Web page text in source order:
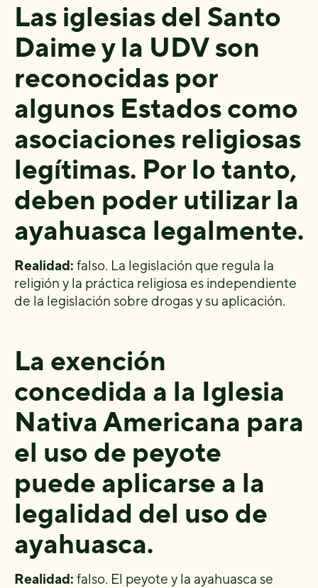
Las iglesias del Santo
Daime y la UDV son
reconocidas por
algunos Estados como
asociaciones religiosas
legítimas. Por lo tanto,
deben poder utilizar la
ayahuasca legalmente.
Realidad: falso. La legislación que regula la
religión y la práctica religiosa es independiente
de la legislación sobre drogas y su aplicación.
La exención
concedida a la Iglesia
Nativa Americana para
el uso de peyote
puede aplicarse a la
legalidad del uso de
ayahuasca.
Realidad: falso. El peyote y la ayahuasca se